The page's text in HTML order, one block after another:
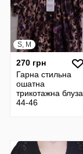
S, M
270 грн
Гарна стильна
ошатна
трикотажна блуза
44-46